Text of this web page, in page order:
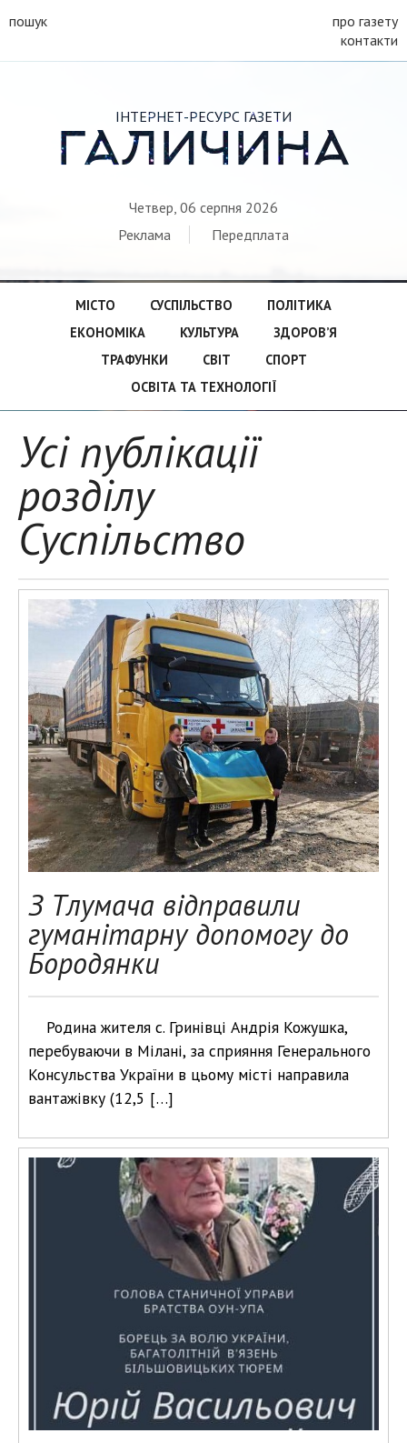
пошук
про газету
контакти
ІНТЕРНЕТ-РЕСУРС ГАЗЕТИ
ГАЛИЧИНА
Четвер, 06 серпня 2026
Реклама
Передплата
МІСТО СУСПІЛЬСТВО
ПОЛІТИКА
ЕКОНОМІКА
КУЛЬТУРА
ЗДОРОВ’Я
ТРАФУНКИ
СВІТ
СПОРТ
ОСВІТА ТА ТЕХНОЛОГІЇ
Усі публікації
розділу
Суспільство
З Тлумача відправили
гуманітарну допомогу до
Бородянки
Родина жителя с. Гринівці Андрія Кожушка,
перебуваючи в Мілані, за сприяння Генерального
Консульства України в цьому місті направила
вантажівку (12,5 […]